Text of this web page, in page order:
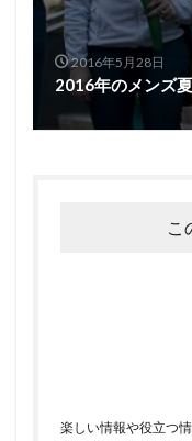
2016年5月28日
2016年のメンズ
こ
楽しい情報や役立つ